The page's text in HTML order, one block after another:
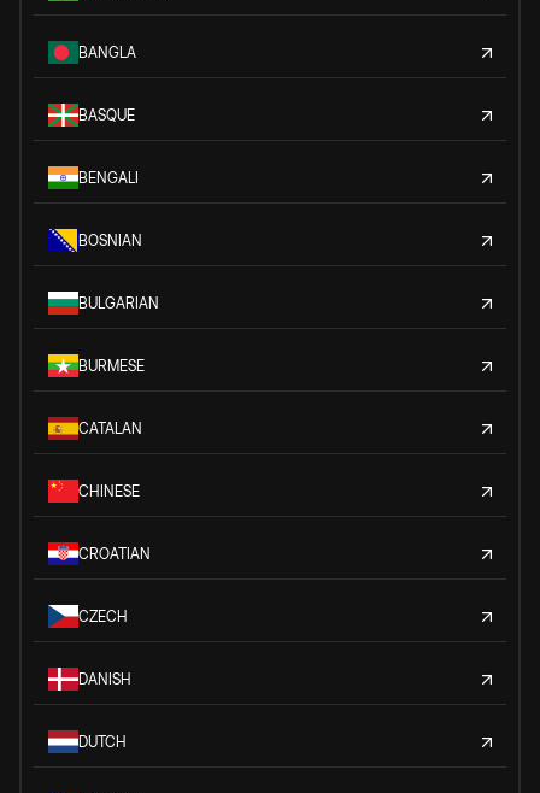
BANGLA
BASQUE
BENGALI
BOSNIAN
BULGARIAN
BURMESE
CATALAN
CHINESE
CROATIAN
CZECH
DANISH
DUTCH